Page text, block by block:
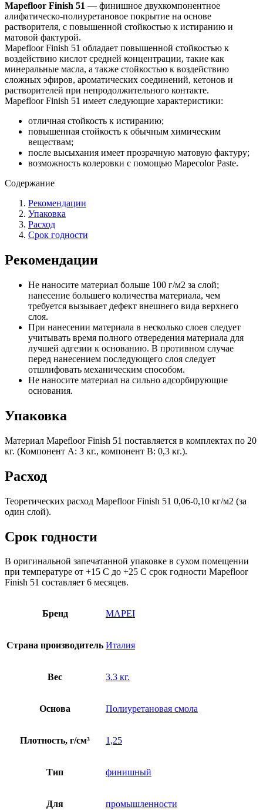
Mapefloor Finish 51 — финишное двухкомпонентное
алифатическо-полиуретановое покрытие на основе
растворителя, с повышенной стойкостью к истиранию и
матовой фактурой.
Mapefloor Finish 51 обладает повышенной стойкостью к
воздействию кислот средней концентрации, такие как
минеральные масла, а также стойкостью к воздействию
сложных эфиров, ароматических соединений, кетонов и
растворителей при непродолжительного контакте.
Mapefloor Finish 51 имеет следующие характеристики:
отличная стойкость к истиранию;
повышенная стойкость к обычным химическим
веществам;
после высыхания имеет прозрачную матовую фактуру;
возможность колеровки с помощью Mapecolor Paste.
Содержание
Рекомендации
Упаковка
Расход
Срок годности
Рекомендации
Не наносите материал больше 100 г/м2 за слой;
нанесение большего количества материала, чем
требуется вызывает дефект внешнего вида верхнего
слоя.
При нанесении материала в несколько слоев следует
учитывать время полного отвередения материала для
лучшей адгезии к основанию. В противном случае
перед нанесением последующего слоя следует
отшлифовать механическим способом.
Не наносите материал на сильно адсорбирующие
основания.
Упаковка
Материал Mapefloor Finish 51 поставляется в комплектах по 20
кг. (Компонент А: 3 кг., компонент В: 0,3 кг.).
Расход
Теоретических расход Mapefloor Finish 51 0,06-0,10 кг/м2 (за
один слой).
Срок годности
В оригинальной запечатанной упаковке в сухом помещении
при температуре от +15 С до +25 С срок годности Mapefloor
Finish 51 составляет 6 месяцев.
Бренд MAPEI
Страна производитель Италия
Вес 3.3 кг.
Основа Полиуретановая смола
Плотность, г/см³ 1,25
Тип финишный
Для промышленности